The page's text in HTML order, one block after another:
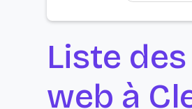
Liste
web à